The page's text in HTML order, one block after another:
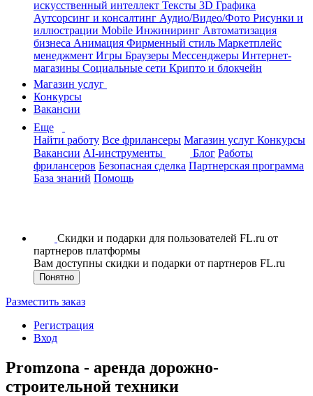
искусственный интеллект Тексты 3D Графика
Аутсорсинг и консалтинг Аудио/Видео/Фото Рисунки и
иллюстрации Mobile Инжиниринг Автоматизация
бизнеса Анимация Фирменный стиль Маркетплейс
менеджмент Игры Браузеры Мессенджеры Интернет-
магазины Социальные сети Крипто и блокчейн
Магазин услуг
Конкурсы
Вакансии
Еще
Найти работу Все фрилансеры Магазин услуг Конкурсы
Вакансии AI-инструменты Блог Работы
фрилансеров Безопасная сделка Партнерская программа
База знаний Помощь
Скидки и подарки для пользователей FL.ru от
партнеров платформы
Вам доступны скидки и подарки от партнеров FL.ru
Понятно
Разместить заказ
Регистрация
Вход
Promzona - аренда дорожно-
строительной техники